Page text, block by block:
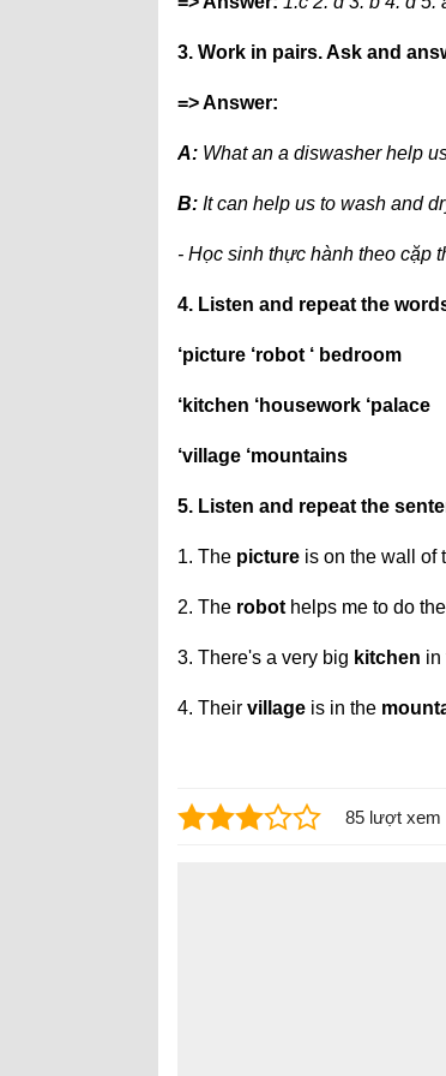
3. Work in pairs. Ask and
=> Answer:
A: What an a diswasher help
B: It can help us to wash and
- Học sinh thực hành theo cặp
4. Listen and repeat the
‘picture ‘robot ‘ bedroom
‘kitchen ‘housework ‘palace
‘village ‘mountains
5. Listen and repeat the
1. The picture is on the wall of
2. The robot helps me to do the
3. There's a very big kitchen in
4. Their village is in the
85 lượt xem